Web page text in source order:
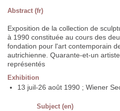
Abstract (fr)
Exposition de la collection de
à 1990 constituée au cours des
fondation pour l'art contemporain
autrichienne. Quarante-et-un
représentés
Exhibition
13 juil-26 août 1990 ; Wiener
Subject (en)